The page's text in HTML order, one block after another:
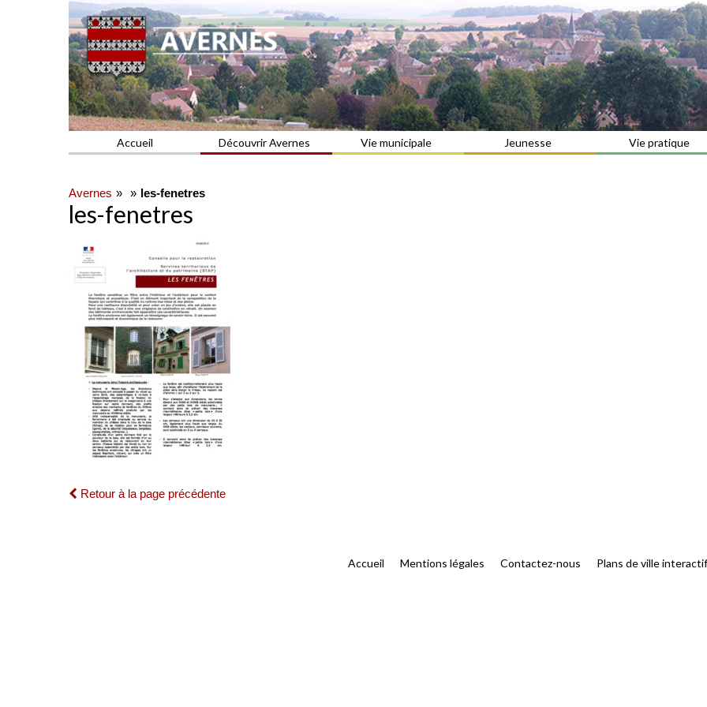
AVERNES
Commune du Val d'Oise
Accueil Découvrir Avernes Vie municipale Jeunesse Vie pratique
Avernes les-fenetres
les-fenetres
Retour à la page précédente
Accueil Mentions légales Contactez-nous Plans de ville